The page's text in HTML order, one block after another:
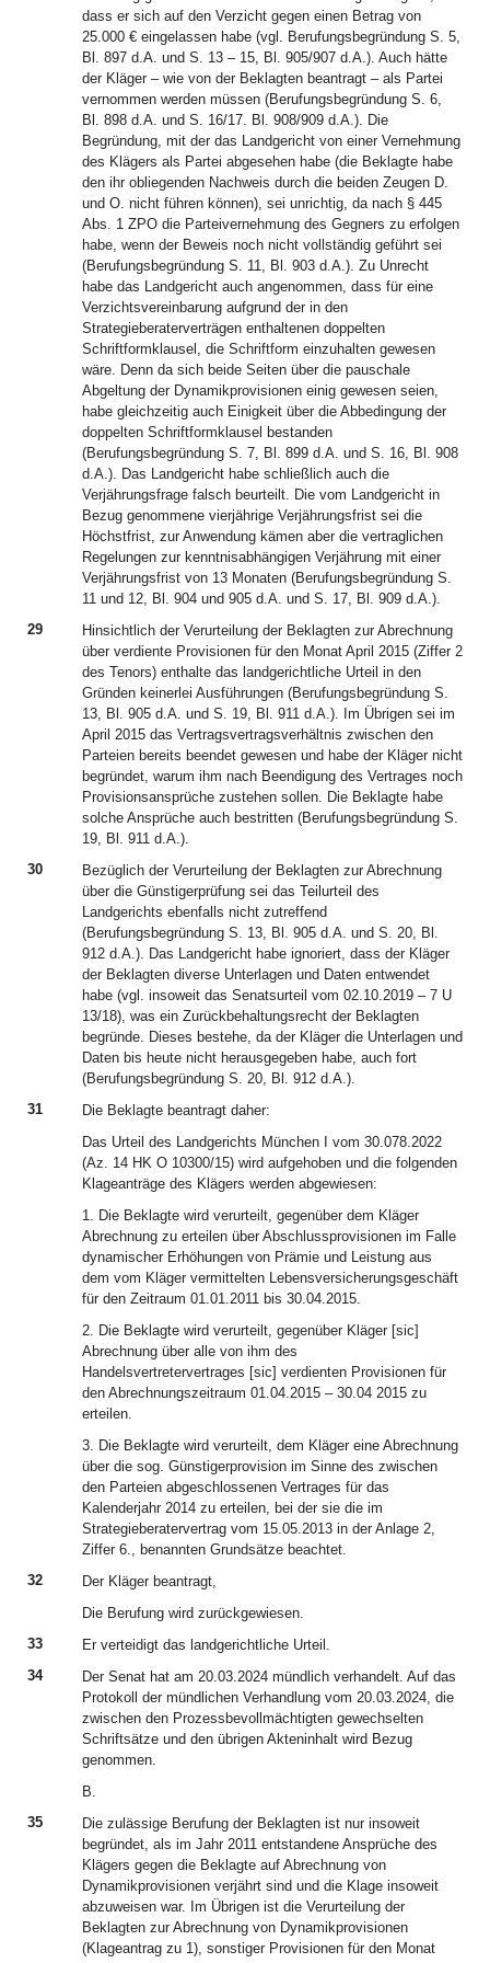
dass er sich auf den Verzicht gegen einen Betrag von
25.000 € eingelassen habe (vgl. Berufungsbegründung S. 5,
Bl. 897 d.A. und S. 13 – 15, Bl. 905/907 d.A.). Auch hätte
der Kläger – wie von der Beklagten beantragt – als Partei
vernommen werden müssen (Berufungsbegründung S. 6,
Bl. 898 d.A. und S. 16/17. Bl. 908/909 d.A.). Die
Begründung, mit der das Landgericht von einer Vernehmung
des Klägers als Partei abgesehen habe (die Beklagte habe
den ihr obliegenden Nachweis durch die beiden Zeugen D.
und O. nicht führen können), sei unrichtig, da nach § 445
Abs. 1 ZPO die Parteivernehmung des Gegners zu erfolgen
habe, wenn der Beweis noch nicht vollständig geführt sei
(Berufungsbegründung S. 11, Bl. 903 d.A.). Zu Unrecht
habe das Landgericht auch angenommen, dass für eine
Verzichtsvereinbarung aufgrund der in den
Strategieberaterverträgen enthaltenen doppelten
Schriftformklausel, die Schriftform einzuhalten gewesen
wäre. Denn da sich beide Seiten über die pauschale
Abgeltung der Dynamikprovisionen einig gewesen seien,
habe gleichzeitig auch Einigkeit über die Abbedingung der
doppelten Schriftformklausel bestanden
(Berufungsbegründung S. 7, Bl. 899 d.A. und S. 16, Bl. 908
d.A.). Das Landgericht habe schließlich auch die
Verjährungsfrage falsch beurteilt. Die vom Landgericht in
Bezug genommene vierjährige Verjährungsfrist sei die
Höchstfrist, zur Anwendung kämen aber die vertraglichen
Regelungen zur kenntnisabhängigen Verjährung mit einer
Verjährungsfrist von 13 Monaten (Berufungsbegründung S.
11 und 12, Bl. 904 und 905 d.A. und S. 17, Bl. 909 d.A.).
29
Hinsichtlich der Verurteilung der Beklagten zur Abrechnung
über verdiente Provisionen für den Monat April 2015 (Ziffer 2
des Tenors) enthalte das landgerichtliche Urteil in den
Gründen keinerlei Ausführungen (Berufungsbegründung S.
13, Bl. 905 d.A. und S. 19, Bl. 911 d.A.). Im Übrigen sei im
April 2015 das Vertragsvertragsverhältnis zwischen den
Parteien bereits beendet gewesen und habe der Kläger nicht
begründet, warum ihm nach Beendigung des Vertrages noch
Provisionsansprüche zustehen sollen. Die Beklagte habe
solche Ansprüche auch bestritten (Berufungsbegründung S.
19, Bl. 911 d.A.).
30
Bezüglich der Verurteilung der Beklagten zur Abrechnung
über die Günstigerprüfung sei das Teilurteil des
Landgerichts ebenfalls nicht zutreffend
(Berufungsbegründung S. 13, Bl. 905 d.A. und S. 20, Bl.
912 d.A.). Das Landgericht habe ignoriert, dass der Kläger
der Beklagten diverse Unterlagen und Daten entwendet
habe (vgl. insoweit das Senatsurteil vom 02.10.2019 – 7 U
13/18), was ein Zurückbehaltungsrecht der Beklagten
begründe. Dieses bestehe, da der Kläger die Unterlagen und
Daten bis heute nicht herausgegeben habe, auch fort
(Berufungsbegründung S. 20, Bl. 912 d.A.).
31
Die Beklagte beantragt daher:
Das Urteil des Landgerichts München I vom 30.078.2022
(Az. 14 HK O 10300/15) wird aufgehoben und die folgenden
Klageanträge des Klägers werden abgewiesen:
1. Die Beklagte wird verurteilt, gegenüber dem Kläger
Abrechnung zu erteilen über Abschlussprovisionen im Falle
dynamischer Erhöhungen von Prämie und Leistung aus
dem vom Kläger vermittelten Lebensversicherungsgeschäft
für den Zeitraum 01.01.2011 bis 30.04.2015.
2. Die Beklagte wird verurteilt, gegenüber Kläger [sic]
Abrechnung über alle von ihm des
Handelsvertretervertrages [sic] verdienten Provisionen für
den Abrechnungszeitraum 01.04.2015 – 30.04 2015 zu
erteilen.
3. Die Beklagte wird verurteilt, dem Kläger eine Abrechnung
über die sog. Günstigerprovision im Sinne des zwischen
den Parteien abgeschlossenen Vertrages für das
Kalenderjahr 2014 zu erteilen, bei der sie die im
Strategieberatervertrag vom 15.05.2013 in der Anlage 2,
Ziffer 6., benannten Grundsätze beachtet.
32
Der Kläger beantragt,
Die Berufung wird zurückgewiesen.
33
Er verteidigt das landgerichtliche Urteil.
34
Der Senat hat am 20.03.2024 mündlich verhandelt. Auf das
Protokoll der mündlichen Verhandlung vom 20.03.2024, die
zwischen den Prozessbevollmächtigten gewechselten
Schriftsätze und den übrigen Akteninhalt wird Bezug
genommen.
B.
35
Die zulässige Berufung der Beklagten ist nur insoweit
begründet, als im Jahr 2011 entstandene Ansprüche des
Klägers gegen die Beklagte auf Abrechnung von
Dynamikprovisionen verjährt sind und die Klage insoweit
abzuweisen war. Im Übrigen ist die Verurteilung der
Beklagten zur Abrechnung von Dynamikprovisionen
(Klageantrag zu 1), sonstiger Provisionen für den Monat